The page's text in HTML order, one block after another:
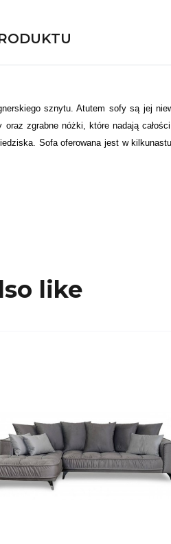
sznytu. Atutem sofy są jej
zgrabne nóżki, które nadają
Sofa oferowana jest w
like